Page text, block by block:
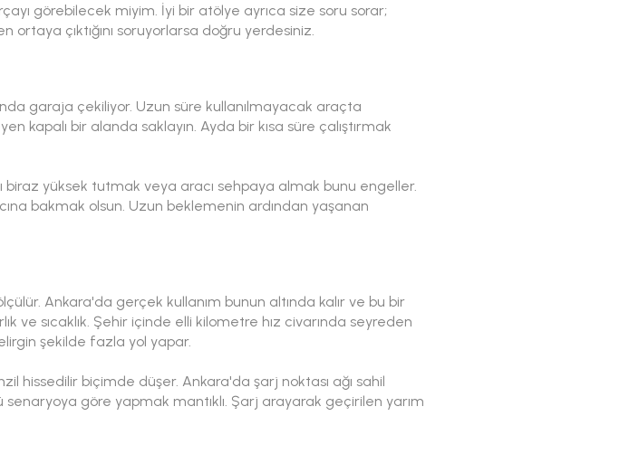
görebilecek miyim. İyi bir atölye ayrıca size soru sorar;
çıktığını soruyorlarsa doğru yerdesiniz.
garaja çekiliyor. Uzun süre kullanılmayacak araçta
kapalı bir alanda saklayın. Ayda bir kısa süre çalıştırmak
biraz yüksek tutmak veya aracı sehpaya almak bunu engeller.
bakmak olsun. Uzun beklemenin ardından yaşanan
Ankara'da gerçek kullanım bunun altında kalır ve bu bir
ve sıcaklık. Şehir içinde elli kilometre hız civarında seyreden
şekilde fazla yol yapar.
hissedilir biçimde düşer. Ankara'da şarj noktası ağı sahil
göre yapmak mantıklı. Şarj arayarak geçirilen yarım